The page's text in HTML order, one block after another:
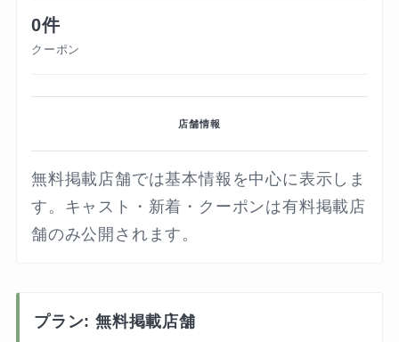
0件
クーポン
店舗情報
無料掲載店舗では基本情報を中心に表示しま
す。キャスト・新着・クーポンは有料掲載店
舗のみ公開されます。
プラン: 無料掲載店舗